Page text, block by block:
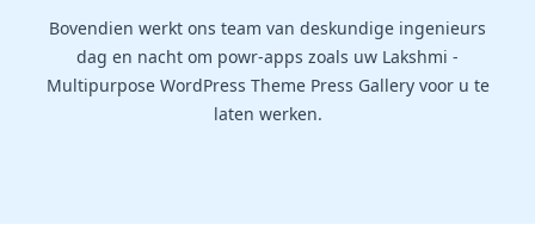
Bovendien werkt ons team van deskundige ingenieurs
dag en nacht om powr-apps zoals uw Lakshmi -
Multipurpose WordPress Theme Press Gallery voor u te
laten werken.